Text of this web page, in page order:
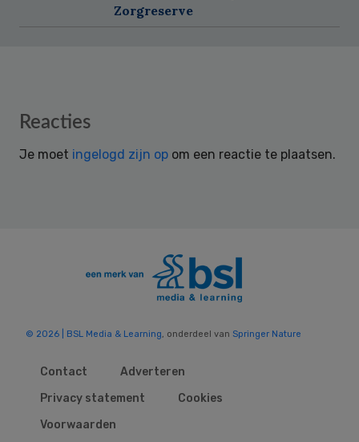
Zorgreserve
Reader
Reacties
Je moet ingelogd zijn op om een reactie te plaatsen.
© 2026 | BSL Media & Learning , onderdeel van Springer Nature
Contact
Adverteren
Privacy statement
Cookies
Voorwaarden